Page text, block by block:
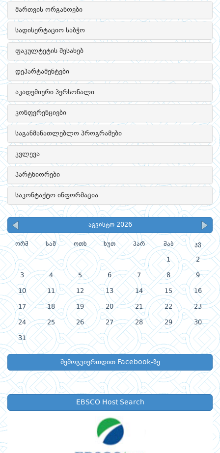
მართვის ორგანოები
სადისერტაციო საბჭო
ფაკულტეტის შესახებ
დეპარტამენტები
აკადემიური პერსონალი
კონფერენციები
საგანმანათლებლო პროგრამები
კვლევა
პარტნიორები
საკონტაქტო ინფორმაცია
აგვისტო 2026
ორშ სამ ოთხ ხუთ პარ შაბ კვ
1 2
3 4 5 6 7 8 9
10 11 12 13 14 15 16
17 18 19 20 21 22 23
24 25 26 27 28 29 30
31
შემოგვიერთდით Facebook-ზე
EBSCO Host Search